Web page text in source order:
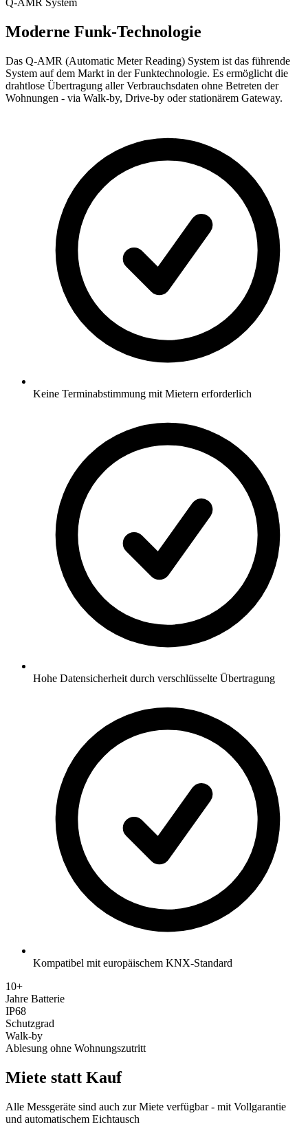
Q-AMR System
Moderne Funk-Technologie
Das Q-AMR (Automatic Meter Reading) System ist das führende
System auf dem Markt in der Funktechnologie. Es ermöglicht die
drahtlose Übertragung aller Verbrauchsdaten ohne Betreten der
Wohnungen - via Walk-by, Drive-by oder stationärem Gateway.
Keine Terminabstimmung mit Mietern erforderlich
Hohe Datensicherheit durch verschlüsselte Übertragung
Kompatibel mit europäischem KNX-Standard
10+
Jahre Batterie
IP68
Schutzgrad
Walk-by
Ablesung ohne Wohnungszutritt
Miete statt Kauf
Alle Messgeräte sind auch zur Miete verfügbar - mit Vollgarantie
und automatischem Eichtausch